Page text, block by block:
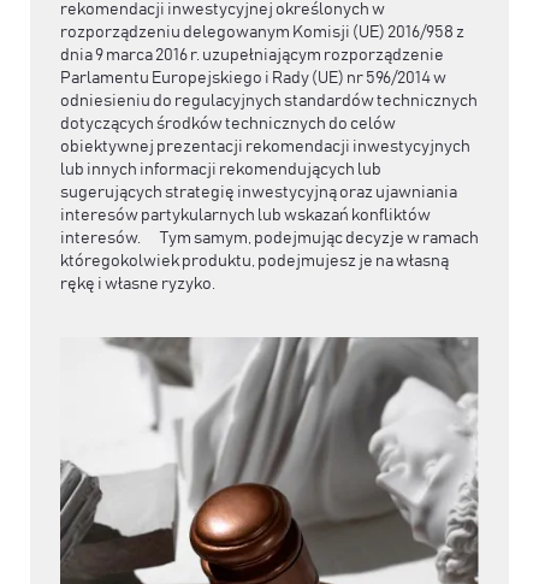
rekomendacji inwestycyjnej określonych w
rozporządzeniu delegowanym Komisji (UE) 2016/958 z
dnia 9 marca 2016 r. uzupełniającym rozporządzenie
Parlamentu Europejskiego i Rady (UE) nr 596/2014 w
odniesieniu do regulacyjnych standardów technicznych
dotyczących środków technicznych do celów
obiektywnej prezentacji rekomendacji inwestycyjnych
lub innych informacji rekomendujących lub
sugerujących strategię inwestycyjną oraz ujawniania
interesów partykularnych lub wskazań konfliktów
interesów. Tym samym, podejmując decyzje w ramach
któregokolwiek produktu, podejmujesz je na własną
rękę i własne ryzyko.